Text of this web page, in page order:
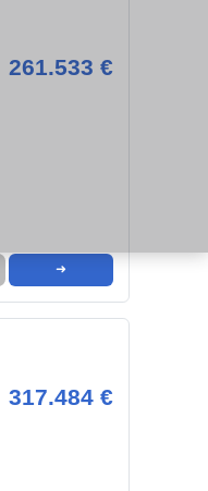
261.533 €
➜
317.484 €